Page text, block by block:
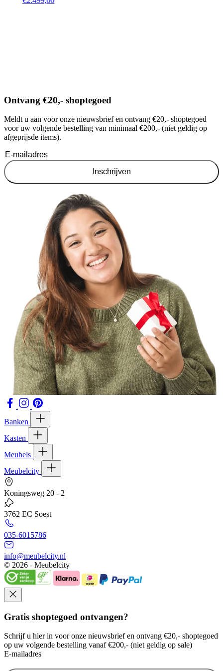
Ontvang €20,- shoptegoed
Meldt u aan voor onze nieuwsbrief en ontvang €20,- shoptegoed
voor uw volgende bestelling van minimaal €200,- (niet geldig op
afgeprijsde items).
Inschrijven
Banken
Kasten
Meubels
Meubelcity
Koningsweg 20 - 2
3762 EC Soest
035-6015786
info@meubelcity.nl
© 2026 - Meubelcity
Gratis shoptegoed ontvangen?
Schrijf u hier in voor onze nieuwsbrief en ontvang €20,- shoptegoed
op uw volgende bestelling vanaf €200,- (niet geldig op sale)
E-mailadres